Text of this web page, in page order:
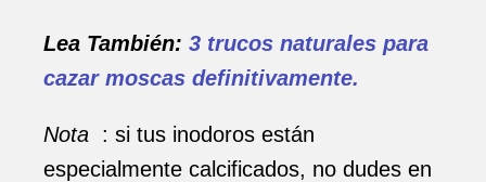
Lea También: 3 trucos naturales para
cazar moscas definitivamente.
Nota : si tus inodoros están
especialmente calcificados, no dudes en